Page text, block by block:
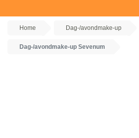
Home Dag-/avondmake-up
Dag-/avondmake-up Sevenum